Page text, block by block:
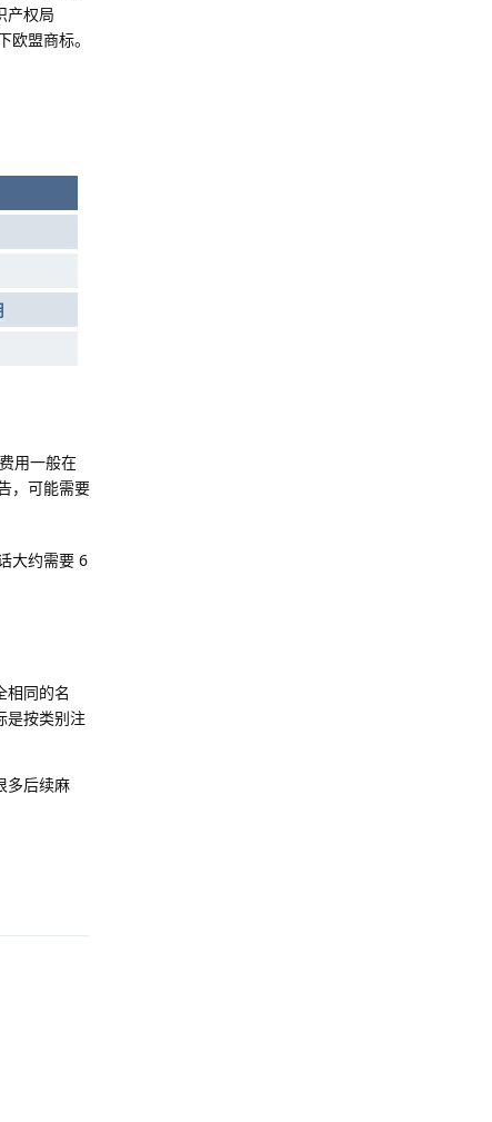
产权局
盟商标。
用一般在
，可能需要
大约需要 6
相同的名
是按类别注
多后续麻